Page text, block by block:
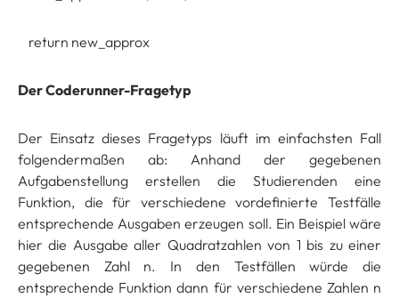
return new_approx
Der Coderunner-Fragetyp
Der Einsatz dieses Fragetyps läuft im einfachsten Fall
folgendermaßen ab: Anhand der gegebenen
Aufgabenstellung erstellen die Studierenden eine
Funktion, die für verschiedene vordefinierte Testfälle
entsprechende Ausgaben erzeugen soll. Ein Beispiel wäre
hier die Ausgabe aller Quadratzahlen von 1 bis zu einer
gegebenen Zahl n. In den Testfällen würde die
entsprechende Funktion dann für verschiedene Zahlen n